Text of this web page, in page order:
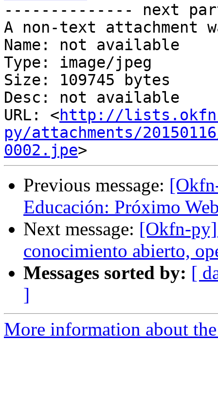
-------------- next
A non-text attachment
Name: not available
Type: image/jpeg
Size: 109745 bytes
Desc: not available
URL: <http://
py/attachments/
0002.jpe
Previous message:
Educación: Próximo
Next message: [Okfn-
conocimiento abierto,
Messages sorted by: [
]
More information about